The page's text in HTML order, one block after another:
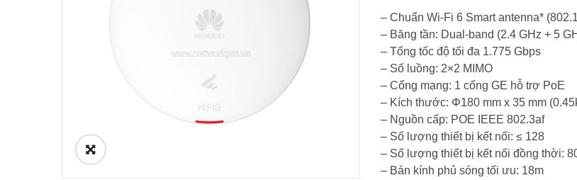
– Chuẩn Wi-Fi 6 Smart antenna*
– Băng tần: Dual-band (2.4 GHz + 5
– Tổng tốc độ tối đa 1.775 Gbps
– Số luồng: 2×2 MIMO
– Cổng mạng: 1 cổng GE hỗ trợ PoE
– Kích thước: Φ180 mm x 35 mm
– Nguồn cấp: POE IEEE 802.3af
– Số lượng thiết bị kết nối: ≤ 128
– Số lượng thiết bị kết nối đồng thời:
– Bán kính phủ sóng tối ưu: 18m